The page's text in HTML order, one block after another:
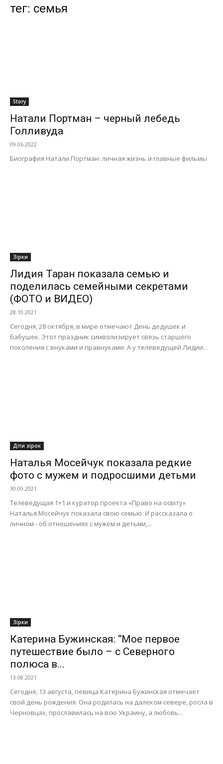
тег: семья
Story
Натали Портман – черный лебедь
Голливуда
09.06.2022
Биография Натали Портман: личная жизнь и главные фильмы
Зірки
Лидия Таран показала семью и
поделилась семейными секретами
(ФОТО и ВИДЕО)
28.10.2021
Сегодня, 28 октября, в мире отмечают День дедушек и
бабушек. Этот праздник символизирует связь старшего
поколения с внуками и правнуками. А у телеведущей Лидии...
Діти зірок
Наталья Мосейчук показала редкие
фото с мужем и подросшими детьми
30.09.2021
Телеведущая 1+1 и куратор проекта «Право на освіту»
Наталья Мосейчук показала свою семью. И рассказала о
личном - об отношениях с мужем и детьми,...
Зірки
Катерина Бужинская: “Мое первое
путешествие было – с Северного
полюса в...
13.08.2021
Сегодня, 13 августа, певица Катерина Бужинская отмечает
свой день рождения. Она родилась на далеком севере, росла в
Черновцах, прославилась на всю Украину, а любовь...